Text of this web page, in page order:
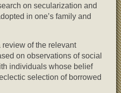
on secularization and
in one’s family and
review of the relevant
on observations of social
individuals whose belief
selection of borrowed